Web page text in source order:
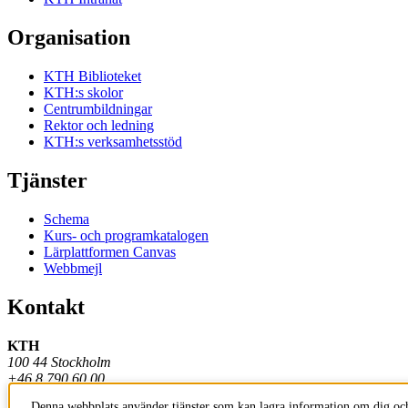
Organisation
KTH Biblioteket
KTH:s skolor
Centrumbildningar
Rektor och ledning
KTH:s verksamhetsstöd
Tjänster
Schema
Kurs- och programkatalogen
Lärplattformen Canvas
Webbmejl
Kontakt
KTH
100 44 Stockholm
+46 8 790 60 00